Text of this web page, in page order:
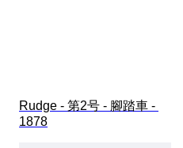
Rudge - 第2号 - 腳踏車 -
1878